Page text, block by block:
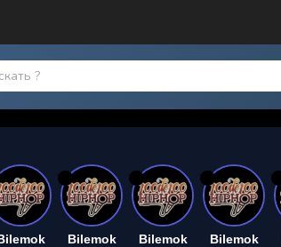
Bilemok Bilemok Bilemok